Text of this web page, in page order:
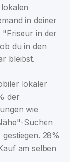
in deiner
in der
du in den
bleibst.
lokaler
der
wie
Suchen
28%
am selben